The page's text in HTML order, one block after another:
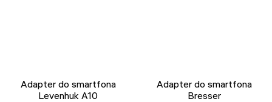
Adapter do smartfona
Levenhuk A10
Adapter do smartfona
Bresser